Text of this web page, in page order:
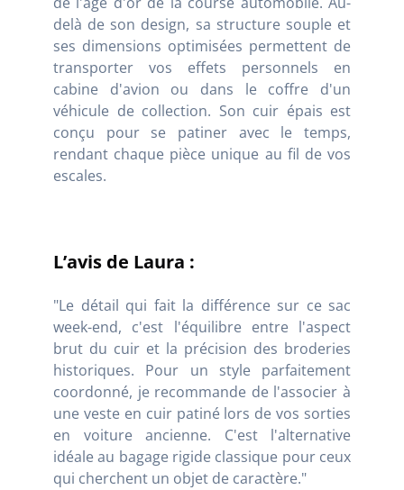
delà de son design, sa structure souple et
ses dimensions optimisées permettent de
transporter vos effets personnels en
cabine d'avion ou dans le coffre d'un
véhicule de collection. Son cuir épais est
conçu pour se patiner avec le temps,
rendant chaque pièce unique au fil de vos
escales.
L’avis de Laura :
"Le détail qui fait la différence sur ce sac
week-end, c'est l'équilibre entre l'aspect
brut du cuir et la précision des broderies
historiques. Pour un style parfaitement
coordonné, je recommande de l'associer à
une veste en cuir patiné lors de vos sorties
en voiture ancienne. C'est l'alternative
idéale au bagage rigide classique pour ceux
qui cherchent un objet de caractère."